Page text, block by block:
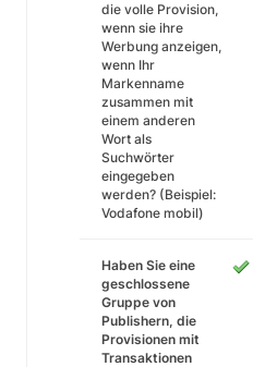
die volle Provision,
wenn sie ihre
Werbung anzeigen,
wenn Ihr
Markenname
zusammen mit
einem anderen
Wort als
Suchwörter
eingegeben
werden? (Beispiel:
Vodafone mobil)
Haben Sie eine
geschlossene
Gruppe von
Publishern, die
Provisionen mit
Transaktionen